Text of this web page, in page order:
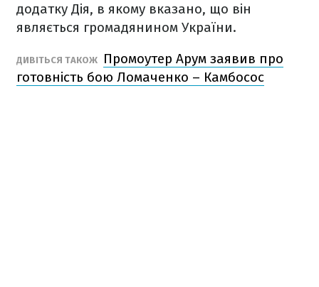
додатку Дія, в якому вказано, що він
являється громадянином України.
ДИВІТЬСЯ ТАКОЖ
Промоутер Арум заявив про
готовність бою Ломаченко – Камбосос